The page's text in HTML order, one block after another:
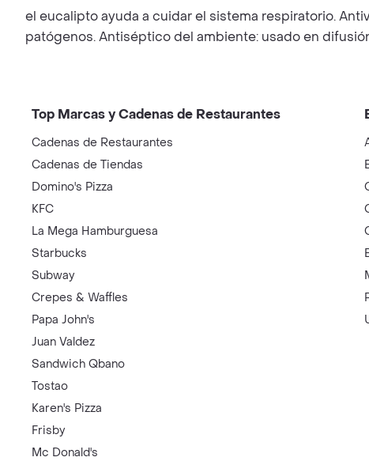
el eucalipto ayuda a cuidar el sistema respiratorio.
patógenos. Antiséptico del ambiente: usado en
Top Marcas y Cadenas de Restaurantes
Cadenas de Restaurantes
Cadenas de Tiendas
Domino's Pizza
KFC
La Mega Hamburguesa
Starbucks
Subway
Crepes & Waffles
Papa John's
Juan Valdez
Sandwich Qbano
Tostao
Karen's Pizza
Frisby
Mc Donald's